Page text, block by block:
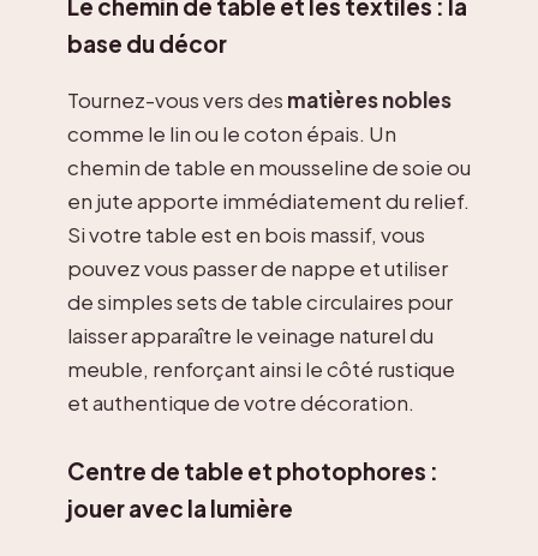
Le chemin de table et les textiles : la
base du décor
Tournez-vous vers des matières nobles
comme le lin ou le coton épais. Un
chemin de table en mousseline de soie ou
en jute apporte immédiatement du relief.
Si votre table est en bois massif, vous
pouvez vous passer de nappe et utiliser
de simples sets de table circulaires pour
laisser apparaître le veinage naturel du
meuble, renforçant ainsi le côté rustique
et authentique de votre décoration.
Centre de table et photophores :
jouer avec la lumière